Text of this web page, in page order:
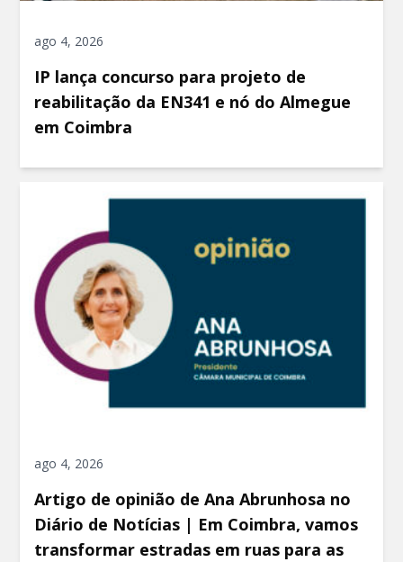
ago 4, 2026
IP lança concurso para projeto de
reabilitação da EN341 e nó do Almegue
em Coimbra
ago 4, 2026
Artigo de opinião de Ana Abrunhosa no
Diário de Notícias | Em Coimbra, vamos
transformar estradas em ruas para as